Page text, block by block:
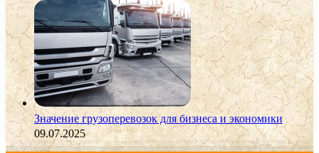
Значение грузоперевозок для бизнеса и экономики
09.07.2025